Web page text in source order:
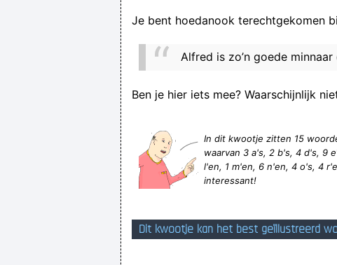
Er zijn
Vous ne devriez pas vous
Je bent hoedanook terechtgekomen
Alfred is zo’n goede
Ben je hier iets mee? Waarschijnlijk
In dit kwootje zitten 15
waarvan 3 a's, 2 b's, 4 d's, 9
l'en, 1 m'en, 6 n'en, 4 o's, 4
interessant!
Dit kwootje kan het best geïllustreerd